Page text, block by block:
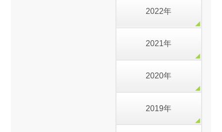
2022年
2021年
2020年
2019年